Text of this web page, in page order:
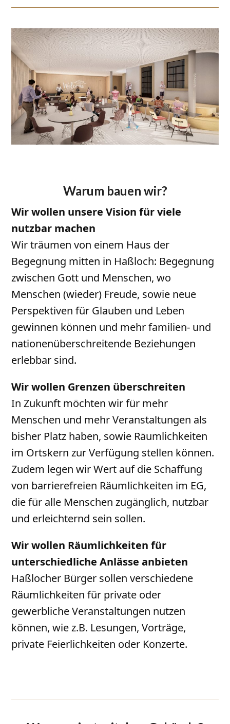
Warum bauen wir?
Wir wollen unsere Vision für viele
nutzbar machen
Wir träumen von einem Haus der
Begegnung mitten in Haßloch: Begegnung
zwischen Gott und Menschen, wo
Menschen (wieder) Freude, sowie neue
Perspektiven für Glauben und Leben
gewinnen können und mehr familien- und
nationenüberschreitende Beziehungen
erlebbar sind.
Wir wollen Grenzen überschreiten
In Zukunft möchten wir für mehr
Menschen und mehr Veranstaltungen als
bisher Platz haben, sowie Räumlichkeiten
im Ortskern zur Verfügung stellen können.
Zudem legen wir Wert auf die Schaffung
von barrierefreien Räumlichkeiten im EG,
die für alle Menschen zugänglich, nutzbar
und erleichternd sein sollen.
Wir wollen Räumlichkeiten für
unterschiedliche Anlässe anbieten
Haßlocher Bürger sollen verschiedene
Räumlichkeiten für private oder
gewerbliche Veranstaltungen nutzen
können, wie z.B. Lesungen, Vorträge,
private Feierlichkeiten oder Konzerte.